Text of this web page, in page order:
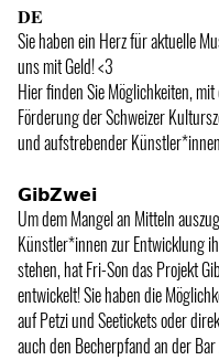
𝐃𝐄
Sie haben ein Herz für aktuelle
uns mit Geld! <3
Hier finden Sie Möglichkeiten,
Förderung der Schweizer
und aufstrebender
𝗚𝗶𝗯𝗭𝘄𝗲𝗶
Um dem Mangel an Mitteln
Künstler*innen zur Entwicklung
stehen, hat Fri-Son das Projekt
entwickelt! Sie haben die
auf Petzi und Seetickets oder
auch den Becherpfand an der